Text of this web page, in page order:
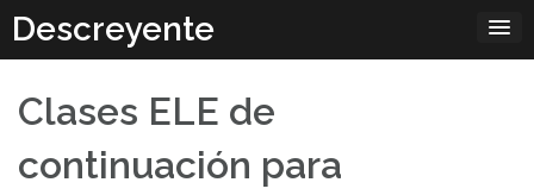
content
Descreyente
Clases ELE de
continuación para